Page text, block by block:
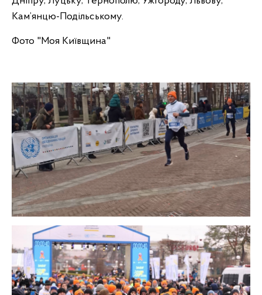
Кам’янцю-Подільському.
Фото "Моя Київщина"